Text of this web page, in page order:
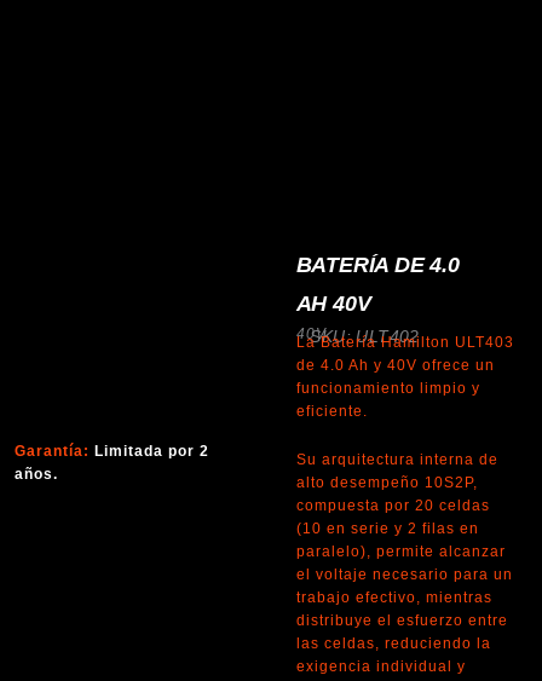
Garantía: Limitada por 2
años.
BATERÍA DE 4.0
AH 40V
SKU: ULT402
40V
La Batería Hamilton ULT403
de 4.0 Ah y 40V ofrece un
funcionamiento limpio y
eficiente.
Su arquitectura interna de
alto desempeño 10S2P,
compuesta por 20 celdas
(10 en serie y 2 filas en
paralelo), permite alcanzar
el voltaje necesario para un
trabajo efectivo, mientras
distribuye el esfuerzo entre
las celdas, reduciendo la
exigencia individual y